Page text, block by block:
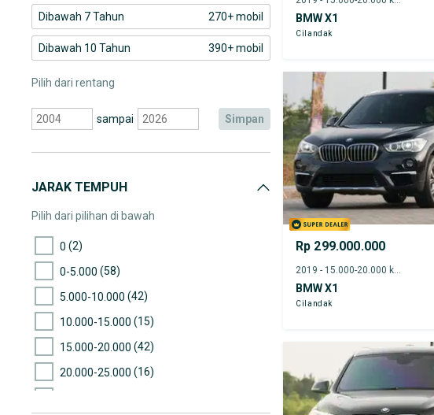
Dibawah 7 Tahun 270+ mobil
Dibawah 10 Tahun 390+ mobil
Pilih dari rentang
sampai simpan
JARAK TEMPUH
Pilih dari pilihan di bawah
0 (2)
0-5.000 (58)
5.000-10.000 (42)
10.000-15.000 (15)
15.000-20.000 (42)
20.000-25.000 (16)
BMW X1
Cilandak
Rp 299.000.000
BMW X1
Cilandak